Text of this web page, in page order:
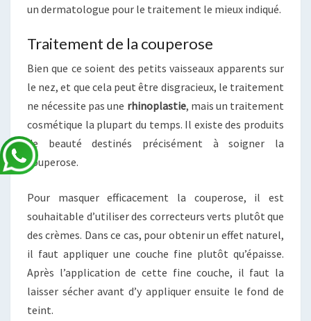
un dermatologue pour le traitement le mieux indiqué.
Traitement de la couperose
Bien que ce soient des petits vaisseaux apparents sur
le nez, et que cela peut être disgracieux, le traitement
ne nécessite pas une rhinoplastie, mais un traitement
cosmétique la plupart du temps. Il existe des produits
de beauté destinés précisément à soigner la
couperose.
Pour masquer efficacement la couperose, il est
souhaitable d’utiliser des correcteurs verts plutôt que
des crèmes. Dans ce cas, pour obtenir un effet naturel,
il faut appliquer une couche fine plutôt qu’épaisse.
Après l’application de cette fine couche, il faut la
laisser sécher avant d’y appliquer ensuite le fond de
teint.